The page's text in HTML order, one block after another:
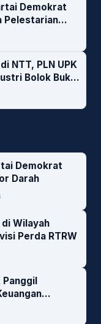
Demokrat
Pelestarian
NTT, PLN UPK
Bolok Buka
untuk
Demokrat
Darah
Wilayah
Perda RTRW
Panggil